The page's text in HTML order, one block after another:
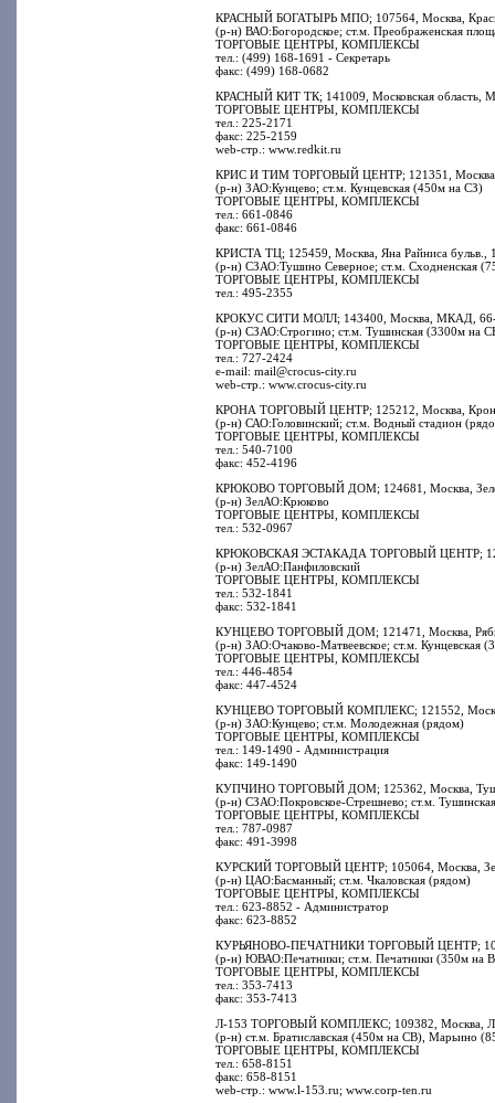
КРАСНЫЙ БОГАТЫРЬ МПО; 107564, Москва,
(р-н) ВАО:Богородское; ст.м. Преображенская
ТОРГОВЫЕ ЦЕНТРЫ, КОМПЛЕКСЫ
тел.: (499) 168-1691 - Секретарь
факс: (499) 168-0682
КРАСНЫЙ КИТ ТК; 141009, Московская область,
ТОРГОВЫЕ ЦЕНТРЫ, КОМПЛЕКСЫ
тел.: 225-2171
факс: 225-2159
web-стр.: www.redkit.ru
КРИС И ТИМ ТОРГОВЫЙ ЦЕНТР; 121351, Москва,
(р-н) ЗАО:Кунцево; ст.м. Кунцевская (450м на СЗ)
ТОРГОВЫЕ ЦЕНТРЫ, КОМПЛЕКСЫ
тел.: 661-0846
факс: 661-0846
КРИСТА ТЦ; 125459, Москва, Яна Райниса бульв.,
(р-н) СЗАО:Тушино Северное; ст.м. Сходненская
ТОРГОВЫЕ ЦЕНТРЫ, КОМПЛЕКСЫ
тел.: 495-2355
КРОКУС СИТИ МОЛЛ; 143400, Москва, МКАД,
(р-н) СЗАО:Строгино; ст.м. Тушинская (3300м на
ТОРГОВЫЕ ЦЕНТРЫ, КОМПЛЕКСЫ
тел.: 727-2424
e-mail: mail@crocus-city.ru
web-стр.: www.crocus-city.ru
КРОНА ТОРГОВЫЙ ЦЕНТР; 125212, Москва,
(р-н) САО:Головинский; ст.м. Водный стадион
ТОРГОВЫЕ ЦЕНТРЫ, КОМПЛЕКСЫ
тел.: 540-7100
факс: 452-4196
КРЮКОВО ТОРГОВЫЙ ДОМ; 124681, Москва,
(р-н) ЗелАО:Крюково
ТОРГОВЫЕ ЦЕНТРЫ, КОМПЛЕКСЫ
тел.: 532-0967
КРЮКОВСКАЯ ЭСТАКАДА ТОРГОВЫЙ ЦЕНТР;
(р-н) ЗелАО:Панфиловский
ТОРГОВЫЕ ЦЕНТРЫ, КОМПЛЕКСЫ
тел.: 532-1841
факс: 532-1841
КУНЦЕВО ТОРГОВЫЙ ДОМ; 121471, Москва,
(р-н) ЗАО:Очаково-Матвеевское; ст.м. Кунцевская
ТОРГОВЫЕ ЦЕНТРЫ, КОМПЛЕКСЫ
тел.: 446-4854
факс: 447-4524
КУНЦЕВО ТОРГОВЫЙ КОМПЛЕКС; 121552,
(р-н) ЗАО:Кунцево; ст.м. Молодежная (рядом)
ТОРГОВЫЕ ЦЕНТРЫ, КОМПЛЕКСЫ
тел.: 149-1490 - Администрация
факс: 149-1490
КУПЧИНО ТОРГОВЫЙ ДОМ; 125362, Москва,
(р-н) СЗАО:Покровское-Стрешнево; ст.м.
ТОРГОВЫЕ ЦЕНТРЫ, КОМПЛЕКСЫ
тел.: 787-0987
факс: 491-3998
КУРСКИЙ ТОРГОВЫЙ ЦЕНТР; 105064, Москва,
(р-н) ЦАО:Басманный; ст.м. Чкаловская (рядом)
ТОРГОВЫЕ ЦЕНТРЫ, КОМПЛЕКСЫ
тел.: 623-8852 - Администратор
факс: 623-8852
КУРЬЯНОВО-ПЕЧАТНИКИ ТОРГОВЫЙ ЦЕНТР;
(р-н) ЮВАО:Печатники; ст.м. Печатники (350м на
ТОРГОВЫЕ ЦЕНТРЫ, КОМПЛЕКСЫ
тел.: 353-7413
факс: 353-7413
Л-153 ТОРГОВЫЙ КОМПЛЕКС; 109382, Москва,
(р-н) ст.м. Братиславская (450м на СВ), Марьино
ТОРГОВЫЕ ЦЕНТРЫ, КОМПЛЕКСЫ
тел.: 658-8151
факс: 658-8151
web-стр.: www.l-153.ru; www.corp-ten.ru